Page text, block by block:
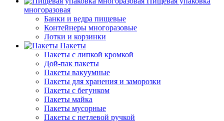
многоразовая
Банки и ведра пищевые
Контейнеры многоразовые
Лотки и корзинки
Пакеты
Пакеты с липкой кромкой
Дой-пак пакеты
Пакеты вакуумные
Пакеты для хранения и заморозки
Пакеты с бегунком
Пакеты майка
Пакеты мусорные
Пакеты с петлевой ручкой